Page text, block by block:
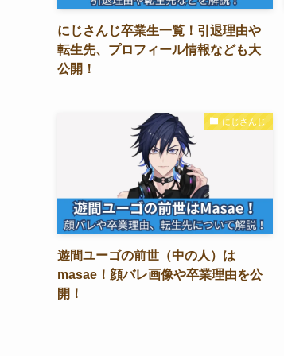
にじさんじ卒業生一覧！引退理由や
転生先、プロフィール情報なども大
公開！
にじさんじ
遊間ユーゴの前世（中の人）は
masae！顔バレ画像や卒業理由を公
開！